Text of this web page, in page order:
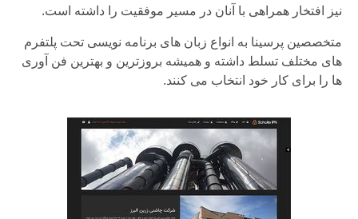
نیز افتخار همراهی با آنان در مسیر موفقیت را داشته است.
متخصصین پرسینا به انواع زبان های برنامه نویسی تحت پلتفرم
های مختلف تسلط داشته و همیشه بروزترین و بهترین فن آوری
ها را برای کار خود انتخاب می کنند.